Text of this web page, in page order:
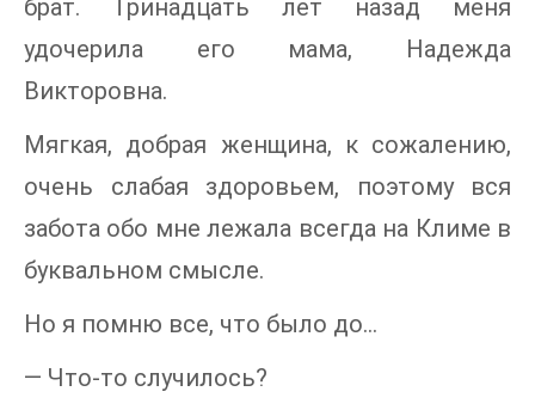
брат. Тринадцать лет назад меня
удочерила его мама, Надежда
Викторовна.
Мягкая, добрая женщина, к сожалению,
очень слабая здоровьем, поэтому вся
забота обо мне лежала всегда на Климе в
буквальном смысле.
Но я помню все, что было до…
— Что-то случилось?